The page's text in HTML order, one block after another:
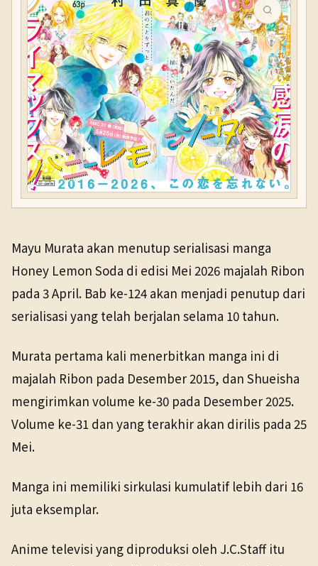
Mayu Murata akan menutup serialisasi manga
Honey Lemon Soda di edisi Mei 2026 majalah Ribon
pada 3 April. Bab ke-124 akan menjadi penutup dari
serialisasi yang telah berjalan selama 10 tahun.
Murata pertama kali menerbitkan manga ini di
majalah Ribon pada Desember 2015, dan Shueisha
mengirimkan volume ke-30 pada Desember 2025.
Volume ke-31 dan yang terakhir akan dirilis pada 25
Mei.
Manga ini memiliki sirkulasi kumulatif lebih dari 16
juta eksemplar.
Anime televisi yang diproduksi oleh J.C.Staff itu